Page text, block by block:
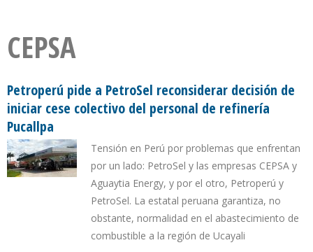
CEPSA
Petroperú pide a PetroSel reconsiderar decisión de
iniciar cese colectivo del personal de refinería
Pucallpa
Tensión en Perú por problemas que enfrentan
por un lado: PetroSel y las empresas CEPSA y
Aguaytia Energy, y por el otro, Petroperú y
PetroSel. La estatal peruana garantiza, no
obstante, normalidad en el abastecimiento de
combustible a la región de Ucayali